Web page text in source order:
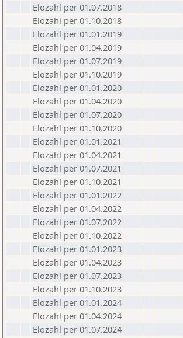
Elozahl per 01.07.2018
Elozahl per 01.10.2018
Elozahl per 01.01.2019
Elozahl per 01.04.2019
Elozahl per 01.07.2019
Elozahl per 01.10.2019
Elozahl per 01.01.2020
Elozahl per 01.04.2020
Elozahl per 01.07.2020
Elozahl per 01.10.2020
Elozahl per 01.01.2021
Elozahl per 01.04.2021
Elozahl per 01.07.2021
Elozahl per 01.10.2021
Elozahl per 01.01.2022
Elozahl per 01.04.2022
Elozahl per 01.07.2022
Elozahl per 01.10.2022
Elozahl per 01.01.2023
Elozahl per 01.04.2023
Elozahl per 01.07.2023
Elozahl per 01.10.2023
Elozahl per 01.01.2024
Elozahl per 01.04.2024
Elozahl per 01.07.2024